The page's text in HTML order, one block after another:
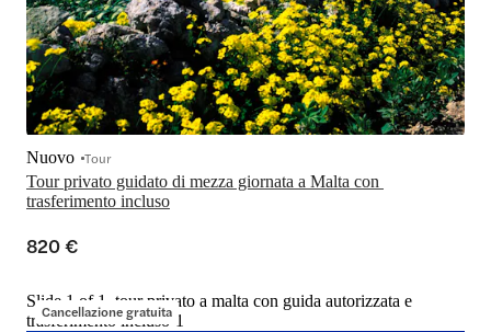
Tour privato guidato di mezza giornata a Malta con
trasferimento incluso
Nuovo Tour
820 €
Cancellazione gratuita
Slide 1 of 1, tour privato a malta con guida autorizzata e
trasferimento incluso-1